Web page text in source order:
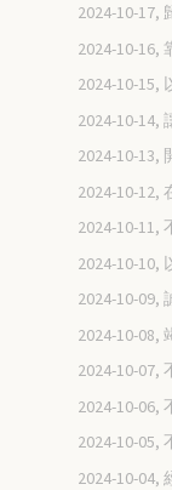
2024-10-
2024-10-
2024-10-
2024-10-
2024-10-
2024-10-
2024-10-11,
2024-10-
2024-10-
2024-10-
2024-10-
2024-10-
2024-10-
2024-10-